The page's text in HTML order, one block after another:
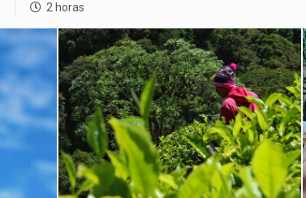
2 horas